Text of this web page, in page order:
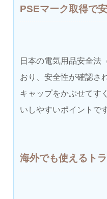
PSEマーク取得で
日本の電気用品安全法
おり、安全性が確認さ
キャップをかぶせてす
いしやすいポイントで
海外でも使えるト